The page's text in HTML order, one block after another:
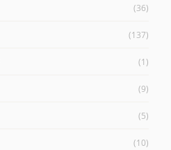
(36)
(137)
(1)
(9)
(5)
(10)